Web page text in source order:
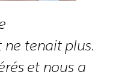
tenait plus.
et nous a